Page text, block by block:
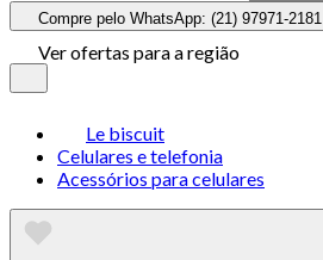
Compre pelo WhatsApp: (21) 97971-2181
Ver ofertas para a região
Le biscuit
Celulares e telefonia
Acessórios para celulares